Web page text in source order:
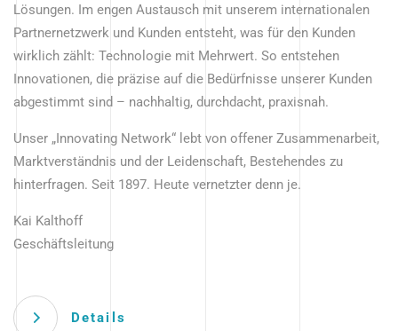
Lösungen. Im engen Austausch mit unserem internationalen
Partnernetzwerk und Kunden entsteht, was für den Kunden
wirklich zählt: Technologie mit Mehrwert. So entstehen
Innovationen, die präzise auf die Bedürfnisse unserer Kunden
abgestimmt sind – nachhaltig, durchdacht, praxisnah.
Unser „Innovating Network“ lebt von offener Zusammenarbeit,
Marktverständnis und der Leidenschaft, Bestehendes zu
hinterfragen. Seit 1897. Heute vernetzter denn je.
Kai Kalthoff
Geschäftsleitung
Details